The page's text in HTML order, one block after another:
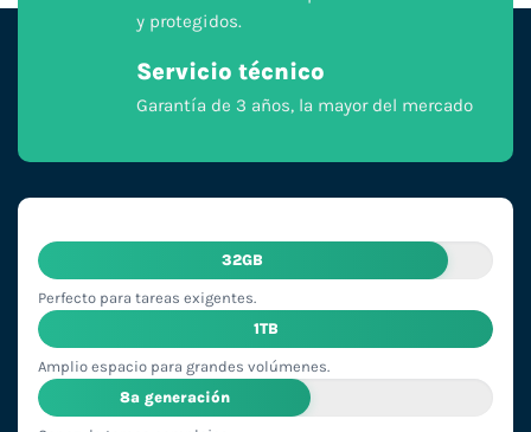
y protegidos.
Servicio técnico
Garantía de 3 años, la mayor del mercado
32GB
Perfecto para tareas exigentes.
1TB
Amplio espacio para grandes volúmenes.
8ª generación